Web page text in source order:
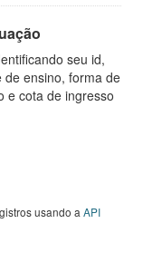
seu id,
de ensino, forma de
e cota de ingresso
usando a API